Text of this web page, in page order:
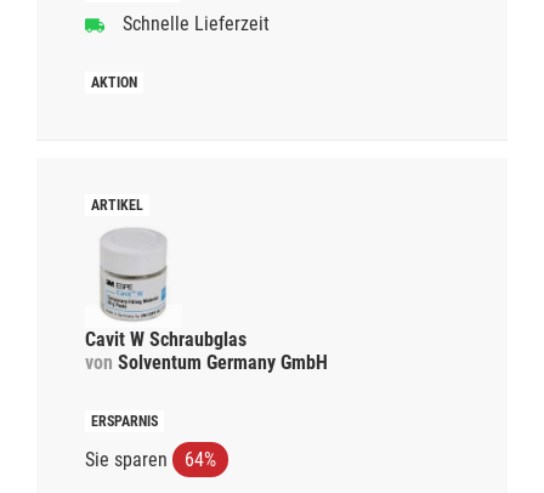
Schnelle Lieferzeit
Cavit W Schraubglas
von Solventum Germany GmbH
Sie sparen 64%